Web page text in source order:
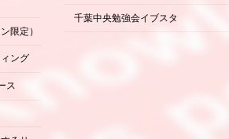
限定）
ング
ス
千葉中央勉強会イブスタ